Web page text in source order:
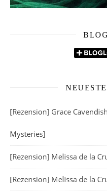
[Rezension] Grace
Mysteries]
[Rezension] Melissa de la
[Rezension] Melissa de la